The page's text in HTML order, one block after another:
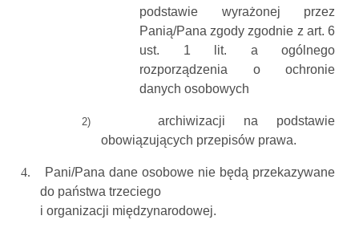
podstawie wyrażonej przez
Panią/Pana zgody zgodnie z art. 6
ust. 1 lit. a ogólnego
rozporządzenia o ochronie
danych osobowych
2)
archiwizacji na podstawie
obowiązujących przepisów prawa.
4.
Pani/Pana dane osobowe nie będą przekazywane
do państwa trzeciego
i organizacji międzynarodowej.